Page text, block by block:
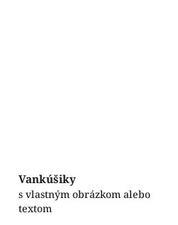
Vankúšiky
s vlastným obrázkom alebo
textom